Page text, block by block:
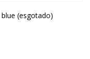
(esgotado)